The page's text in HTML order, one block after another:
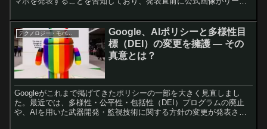
テクノロジー・モバイル
Google、AIポリシーと多様性目
標（DEI）の変更を擁護 — その
真意とは？
Googleがこれまで掲げてきたポリシーの一部を大きく見直しまし
た。最近では、多様性・公平性・包括性（DEI）プログラムの廃止
や、AIを用いた武器開発・監視技術に関する方針の変更が発表さ